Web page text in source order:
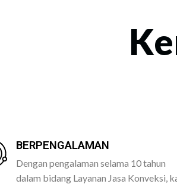
BERPENGALAMAN
Dengan pengalaman selama 10 tahun
dalam bidang Layanan Jasa Konveksi,